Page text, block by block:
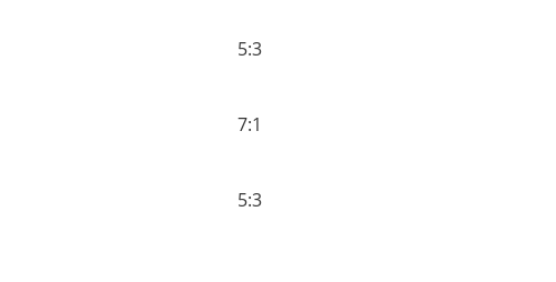
5:3
7:1
5:3